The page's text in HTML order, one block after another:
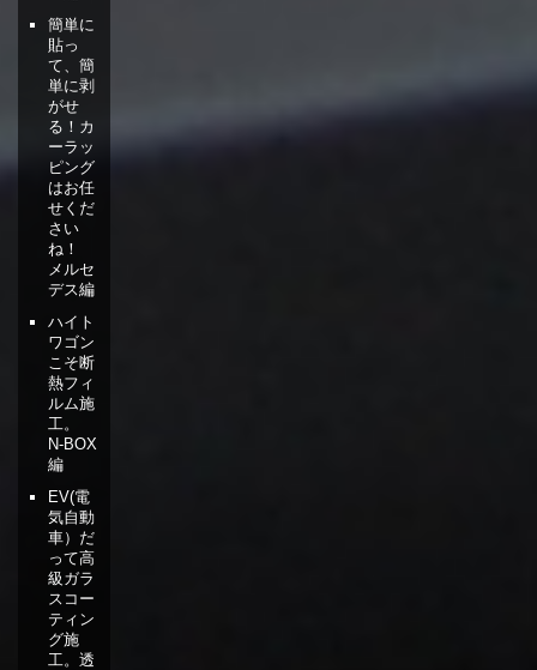
簡単に
貼っ
て、簡
単に剥
がせ
る！カ
ーラッ
ピング
はお任
せくだ
さい
ね！
メルセ
デス編
ハイト
ワゴン
こそ断
熱フィ
ルム施
工。
N-BOX
編
EV(電
気自動
車）だ
って高
級ガラ
スコー
ティン
グ施
工。透